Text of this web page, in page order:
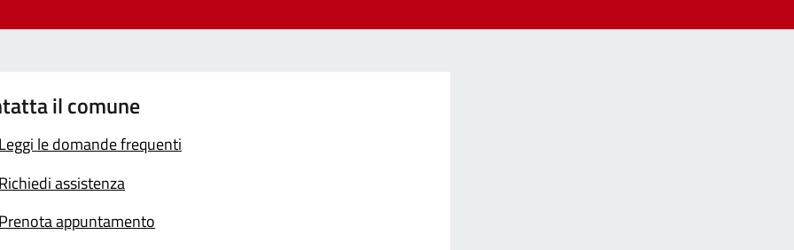
il comune
Leggi le domande frequenti
Richiedi assistenza
Prenota appuntamento